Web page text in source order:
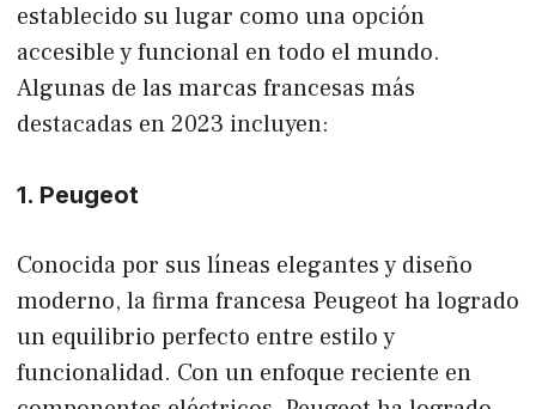
establecido su lugar como una opción
accesible y funcional en todo el mundo.
Algunas de las marcas francesas más
destacadas en 2023 incluyen:
1. Peugeot
Conocida por sus líneas elegantes y diseño
moderno, la firma francesa Peugeot ha logrado
un equilibrio perfecto entre estilo y
funcionalidad. Con un enfoque reciente en